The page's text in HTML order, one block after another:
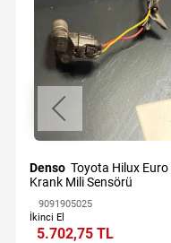
Denso Toyota Hilux Euro
Krank Mili Sensörü
9091905025
İkinci El
5.702,75 TL